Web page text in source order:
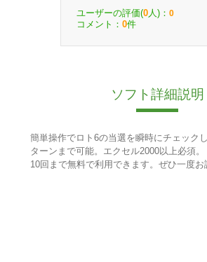
ユーザーの評価(0 人)： 0
コメント： 0件
ソフト詳細説明
簡単操作でロト6の当選を瞬時にチェック
ターンまで可能。エクセル2000以上必須。
10回まで無料で利用できます。ぜひ一度お